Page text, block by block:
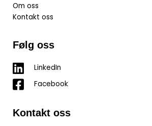
Om oss
Kontakt oss
Følg oss
LinkedIn
Facebook
Kontakt oss